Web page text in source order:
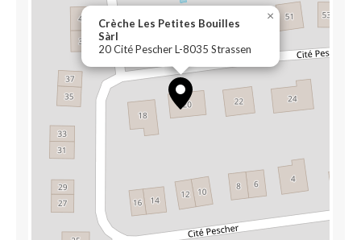
Crèche Les Petites Bouilles
Sàrl
20 Cité Pescher L-8035 Strassen
×